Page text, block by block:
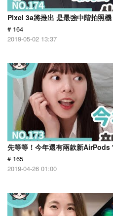
Pixel 3a將推出 是最強中階拍照
# 164
2019-05-02 13:37
先等等！今年還有兩款新AirPods
# 165
2019-04-26 01:00